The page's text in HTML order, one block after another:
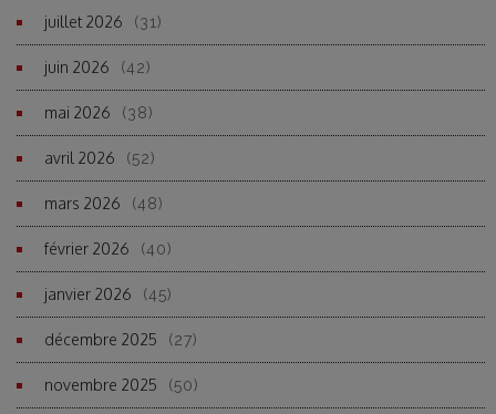
juillet 2026 (31)
juin 2026 (42)
mai 2026 (38)
avril 2026 (52)
mars 2026 (48)
février 2026 (40)
janvier 2026 (45)
décembre 2025 (27)
novembre 2025 (50)